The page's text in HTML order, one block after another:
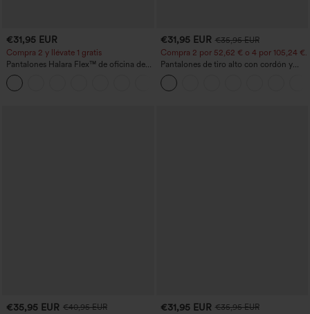
€31,95 EUR
Compra 2 y llévate 1 gratis
Pantalones Halara Flex™ de oficina de
tiro alto ligeramente acampanados con
bolsillos
€31,95 EUR €35,95 EUR
Compra 2 por 52,62 € o 4 por 105,24 €.
Pantalones de tiro alto con cordón y
bolsillos, pernera ancha, holgados y de
estilo casual con tacto de lino.
€35,95 EUR €40,95 EUR
€31,95 EUR €35,95 EUR